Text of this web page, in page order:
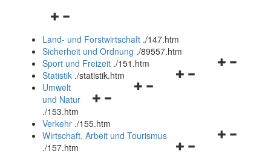
Navigationsmenü
und
schließen
Land- und Forstwirtschaft ./147.htm
Sicherheit und Ordnung ./89557.htm
Navigationsmenü
Sport und Freizeit ./151.htm
Navigationsmenü
Statistik ./statistik.htm
Navigationsmenü
und
schließen
Umwelt
und Natur
./153.htm
Verkehr ./155.htm
Navigationsmenü
Wirtschaft, Arbeit und Tourismus
./157.htm